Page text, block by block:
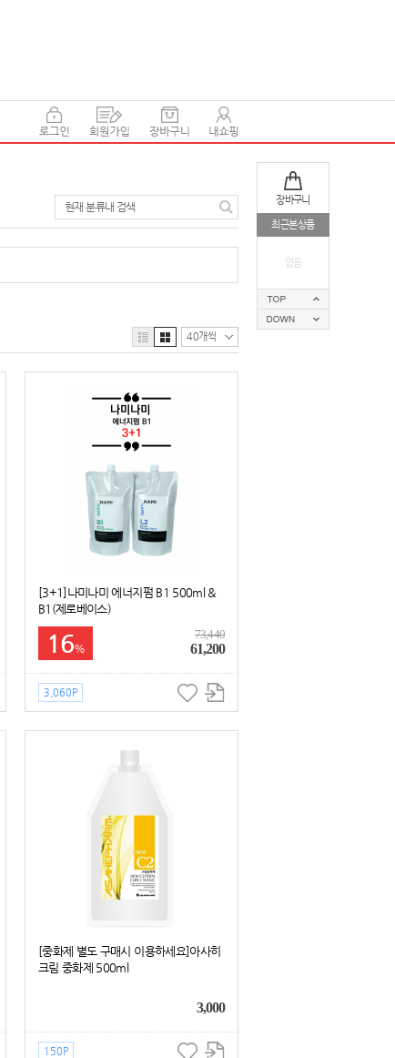
장바구니
최근본상품
없음
현재 분류내 검색
40개씩
[3+1]나미나미 에너지펌 B1 500ml &
B1(제로베이스)
16%
73,440
61,200
3,060P
[중화제 별도 구매시 이용하세요]아사히
크림 중화제 500ml
3,000
150P